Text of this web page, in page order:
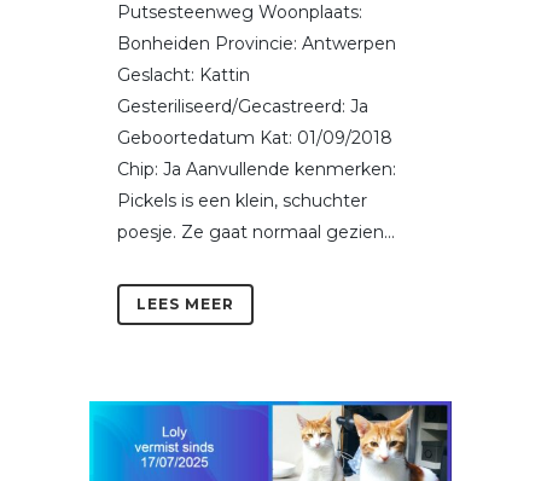
Putsesteenweg Woonplaats:
Bonheiden Provincie: Antwerpen
Geslacht: Kattin
Gesteriliseerd/Gecastreerd: Ja
Geboortedatum Kat: 01/09/2018
Chip: Ja Aanvullende kenmerken:
Pickels is een klein, schuchter
poesje. Ze gaat normaal gezien...
LEES MEER